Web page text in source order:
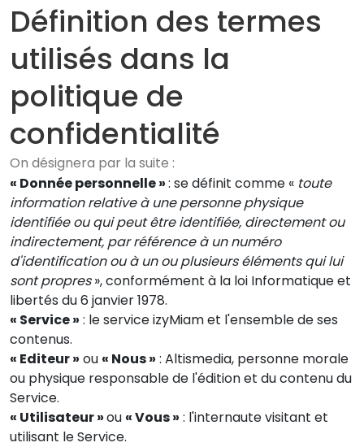
Définition des termes
utilisés dans la
politique de
confidentialité
On désignera par la suite :
« Donnée personnelle »: se définit comme « toute
information relative à une personne physique
identifiée ou qui peut être identifiée, directement ou
indirectement, par référence à un numéro
d'identification ou à un ou plusieurs éléments qui lui
sont propres», conformément à la loi Informatique et
libertés du 6 janvier 1978.
« Service » : le service izyMiam et l'ensemble de ses
contenus.
« Editeur » ou « Nous » : Altismedia, personne morale
ou physique responsable de l'édition et du contenu du
Service.
« Utilisateur »ou « Vous » : l'internaute visitant et
utilisant le Service.